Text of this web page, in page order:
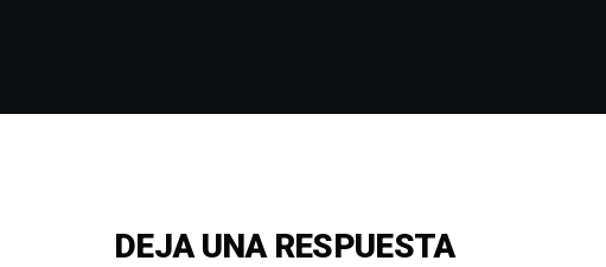
DEJA UNA RESPUESTA